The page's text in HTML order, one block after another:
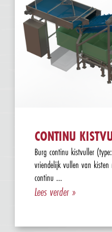
CONTINU
Burg continu kistvuller
vriendelijk vullen van
continu ...
Lees verder »